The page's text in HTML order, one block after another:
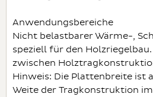
Anwendungsbereiche
Nicht belastbarer Wärme-,
speziell für den
zwischen
Hinweis: Die Plattenbreite ist
Weite der Tragkonstruktion